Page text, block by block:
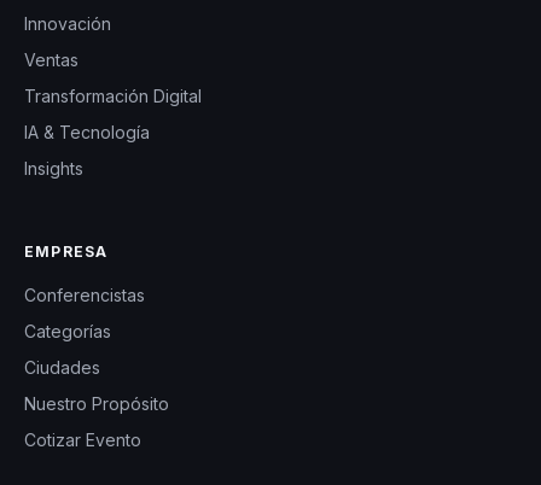
Innovación
Ventas
Transformación Digital
IA & Tecnología
Insights
EMPRESA
Conferencistas
Categorías
Ciudades
Nuestro Propósito
Cotizar Evento